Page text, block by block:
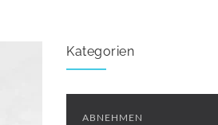
Kategorien
ABNEHMEN